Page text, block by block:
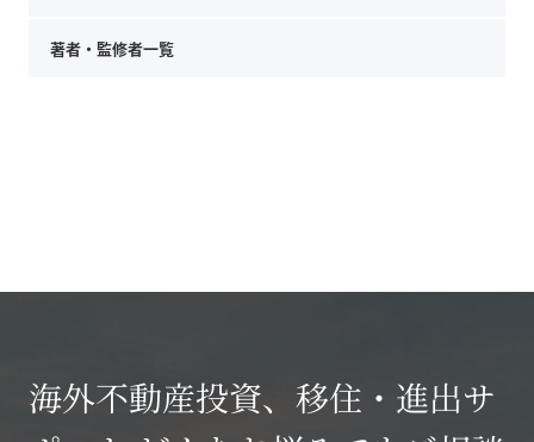
著者・監修者一覧
海外不動産投資、移住・進出サ